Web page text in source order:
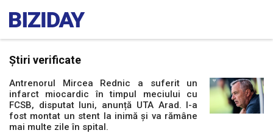
Știri verificate
Antrenorul Mircea Rednic a suferit un
infarct miocardic în timpul meciului cu
FCSB, disputat luni, anunță UTA Arad. I-a
fost montat un stent la inimă și va rămâne
mai multe zile în spital.